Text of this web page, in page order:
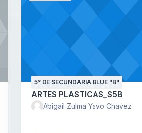
5° DE SECUNDARIA BLUE "B"
ARTES PLASTICAS_S5B
Abigail Zulma Yavo Chavez